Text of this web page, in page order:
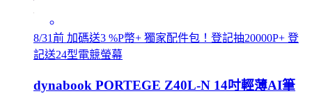
8/31前 加碼送3 %P幣+ 獨家配件包！登記抽20000P+ 登
記送24型電競螢幕
dynabook PORTEGE Z40L-N 14吋輕薄AI筆